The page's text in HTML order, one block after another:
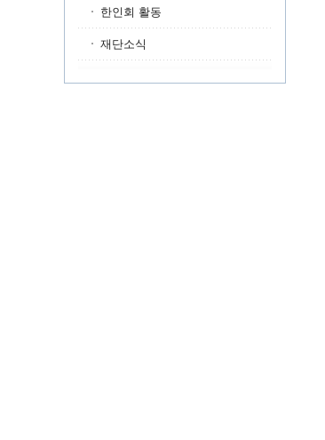
한인회 활동
재단소식